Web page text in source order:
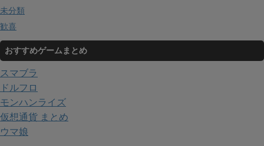
未分類
歓喜
おすすめゲームまとめ
スマブラ
ドルフロ
モンハンライズ
仮想通貨 まとめ
ウマ娘